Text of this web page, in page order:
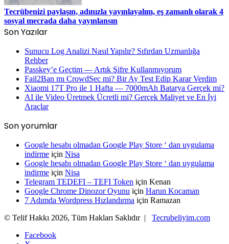
Tecrübenizi paylaşın, adınızla yayınlayalım, eş zamanlı olarak 4
sosyal mecrada daha yayınlansın
Son Yazılar
Sunucu Log Analizi Nasıl Yapılır? Sıfırdan Uzmanlığa
Rehber
Passkey’e Geçtim — Artık Şifre Kullanmıyorum
Fail2Ban mı CrowdSec mi? Bir Ay Test Edip Karar Verdim
Xiaomi 17T Pro ile 1 Hafta — 7000mAh Batarya Gerçek mi?
AI ile Video Üretmek Ücretli mi? Gerçek Maliyet ve En İyi
Araçlar
Son yorumlar
Google hesabı olmadan Google Play Store ‘ dan uygulama
indirme için Nisa
Google hesabı olmadan Google Play Store ‘ dan uygulama
indirme için Nisa
Telegram TEDEFI – TEFI Token için Kenan
Google Chrome Dinozor Oyunu için Harun Kocaman
7 Adımda Wordpress Hızlandırma için Ramazan
© Telif Hakkı 2026, Tüm Hakları Saklıdır | Tecrubeliyim.com
Facebook